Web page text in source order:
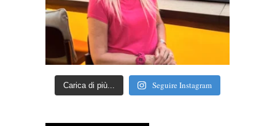
Carica di più... Seguire Instagram